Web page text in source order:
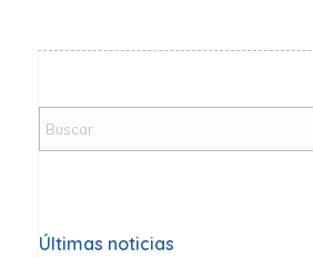
Últimas noticias